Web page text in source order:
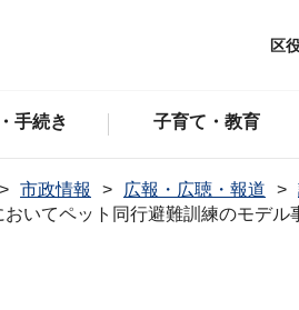
区
手続き 子育て・教育
市政情報 広報・広聴・報道
いてペット同行避難訓練のモデル